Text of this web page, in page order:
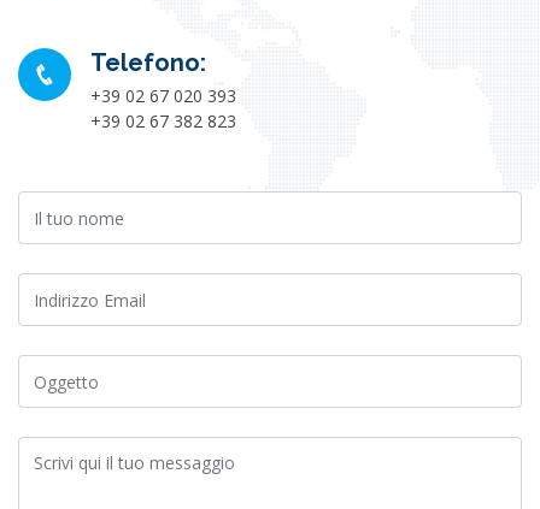
Telefono:
+39 02 67 020 393
+39 02 67 382 823